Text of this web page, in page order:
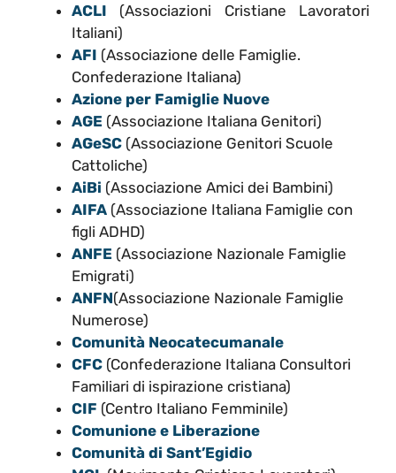
ACLI
(Associazioni Cristiane Lavoratori
Italiani)
AFI (Associazione delle Famiglie.
Confederazione Italiana)
Azione per Famiglie Nuove
AGE (Associazione Italiana Genitori)
AGeSC (Associazione Genitori Scuole
Cattoliche)
AiBi (Associazione Amici dei Bambini)
AIFA (Associazione Italiana Famiglie con
figli ADHD)
ANFE (Associazione Nazionale Famiglie
Emigrati)
ANFN(Associazione Nazionale Famiglie
Numerose)
Comunità Neocatecumanale
CFC (Confederazione Italiana Consultori
Familiari di ispirazione cristiana)
CIF (Centro Italiano Femminile)
Comunione e Liberazione
Comunità di Sant’Egidio